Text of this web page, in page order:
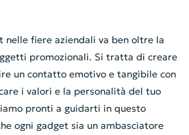
nelle fiere aziendali va ben oltre la
promozionali. Si tratta di creare
un contatto emotivo e tangibile con
i valori e la personalità del tuo
pronti a guidarti in questo
ogni gadget sia un ambasciatore